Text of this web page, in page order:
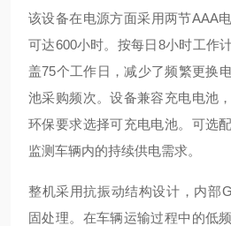
该设备在电源方面采用两节AAA
可达600小时。按每日8小时工作
盖75个工作日，减少了频繁更换
池采购频次。设备兼容充电电池
环保要求选择可充电电池。可选
监测车辆内的持续供电需求。
整机采用抗振动结构设计，内部
固处理。在车辆运输过程中的低